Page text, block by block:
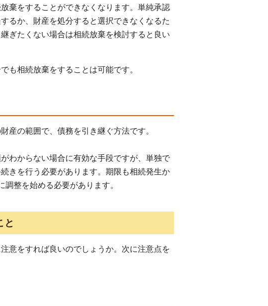
棄をすることができなくなります。 単純承認
るか、財産を処分すると選択できなくなるた
ぎたくない場合は相続放棄を検討すると良い
も相続放棄をすることは可能です。
産の範囲で、債務を引き継ぐ方法です。
わからない場合に有効な手段ですが、単独で
きを行う必要があります。 期限も相続発生か
整を始める必要があります。
と
意をすれば良いのでしょうか。次に注意点を